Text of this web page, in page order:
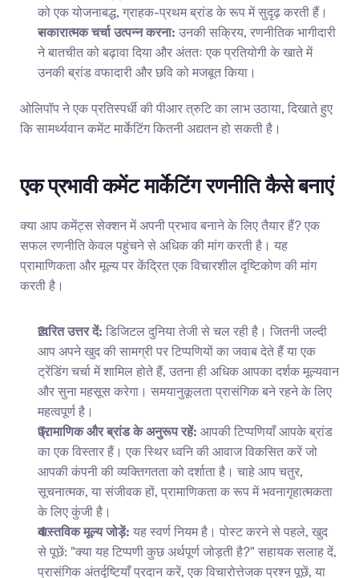
को एक योजनाबद्ध, ग्राहक-प्रथम ब्रांड के रूप में सुदृढ़ करती हैं।
सकारात्मक चर्चा उत्पन्न करना: उनकी सक्रिय, रणनीतिक भागीदारी
ने बातचीत को बढ़ावा दिया और अंततः एक प्रतियोगी के खाते में
उनकी ब्रांड वफादारी और छवि को मजबूत किया।
ओलिपॉप ने एक प्रतिस्पर्धी की पीआर त्रुटि का लाभ उठाया, दिखाते हुए
कि सामर्थ्यवान कमेंट मार्केटिंग कितनी अद्यतन हो सकती है।
एक प्रभावी कमेंट मार्केटिंग रणनीति कैसे बनाएं
क्या आप कमेंट्स सेक्शन में अपनी प्रभाव बनाने के लिए तैयार हैं? एक
सफल रणनीति केवल पहुंचने से अधिक की मांग करती है। यह
प्रामाणिकता और मूल्य पर केंद्रित एक विचारशील दृष्टिकोण की मांग
करती है।
त्वरित उत्तर दें: डिजिटल दुनिया तेजी से चल रही है। जितनी जल्दी
आप अपने खुद की सामग्री पर टिप्पणियों का जवाब देते हैं या एक
ट्रेंडिंग चर्चा में शामिल होते हैं, उतना ही अधिक आपका दर्शक मूल्यवान
और सुना महसूस करेगा। समयानुकूलता प्रासंगिक बने रहने के लिए
महत्वपूर्ण है।
प्रामाणिक और ब्रांड के अनुरूप रहें: आपकी टिप्पणियाँ आपके ब्रांड
का एक विस्तार हैं। एक स्थिर ध्वनि की आवाज विकसित करें जो
आपकी कंपनी की व्यक्तिगतता को दर्शाता है। चाहे आप चतुर,
सूचनात्मक, या संजीवक हों, प्रामाणिकता क रूप में भवनागृहात्मकता
के लिए कुंजी है।
वास्तविक मूल्य जोड़ें: यह स्वर्ण नियम है। पोस्ट करने से पहले, खुद
से पूछें: "क्या यह टिप्पणी कुछ अर्थपूर्ण जोड़ती है?" सहायक सलाह दें,
प्रासंगिक अंतर्दृष्टियाँ प्रदान करें, एक विचारोत्तेजक प्रश्न पूछें, या